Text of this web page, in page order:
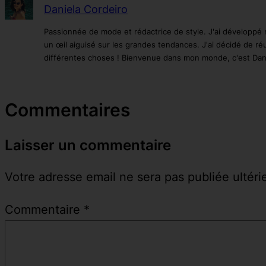
Daniela Cordeiro
Passionnée de mode et rédactrice de style. J'ai
un œil aiguisé sur les grandes tendances. J'ai décidé de
différentes choses ! Bienvenue dans mon monde, c'est
Commentaires
Laisser un commentaire
Votre adresse email ne sera pas publiée
Commentaire *